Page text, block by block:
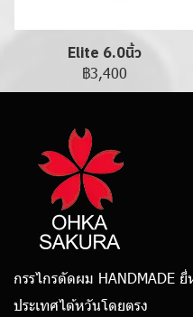
Elite 6.0นิ้ว
฿3,400
กรรไกรตัดผม HANDMADE
ประเทศไต้หวันโดยตรง